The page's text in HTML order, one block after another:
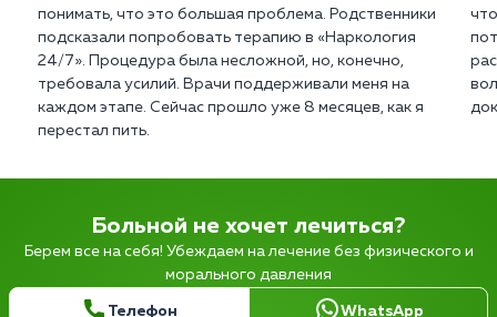
понимать, что это большая проблема. Родственники
подсказали попробовать терапию в «Наркология
24/7». Процедура была несложной, но, конечно,
требовала усилий. Врачи поддерживали меня на
каждом этапе. Сейчас прошло уже 8 месяцев, как я
перестал пить.
Больной не хочет лечиться?
Берем все на себя! Убеждаем на лечение без физического и
морального давления
Телефон WhatsApp